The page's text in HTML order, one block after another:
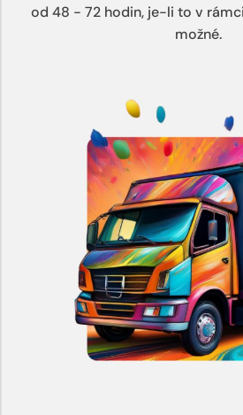
od 48 - 72 hodin, je-li to v
možné.